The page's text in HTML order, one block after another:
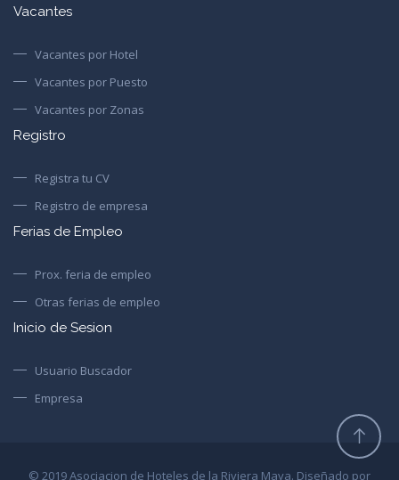
Vacantes
Vacantes por Hotel
Vacantes por Puesto
Vacantes por Zonas
Registro
Registra tu CV
Registro de empresa
Ferias de Empleo
Prox. feria de empleo
Otras ferias de empleo
Inicio de Sesion
Usuario Buscador
Empresa
© 2019 Asociacion de Hoteles de la Riviera Maya. Diseñado por